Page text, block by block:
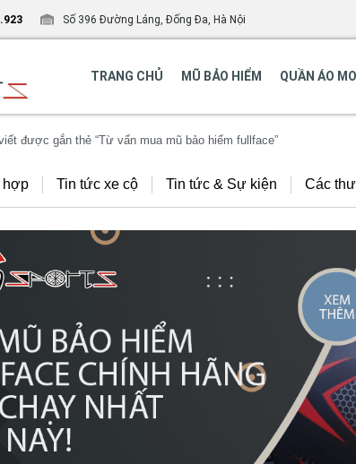
Số 396 Đường Láng, Đống Đa, Hà Nội
TRANG CHỦ MŨ BẢO HIỂM QUẦN ÁO
được gắn thẻ “Từ vấn mua mũ bảo hiểm fullface”
hợp Tin tức xe cộ Tin tức & Sự kiện Các